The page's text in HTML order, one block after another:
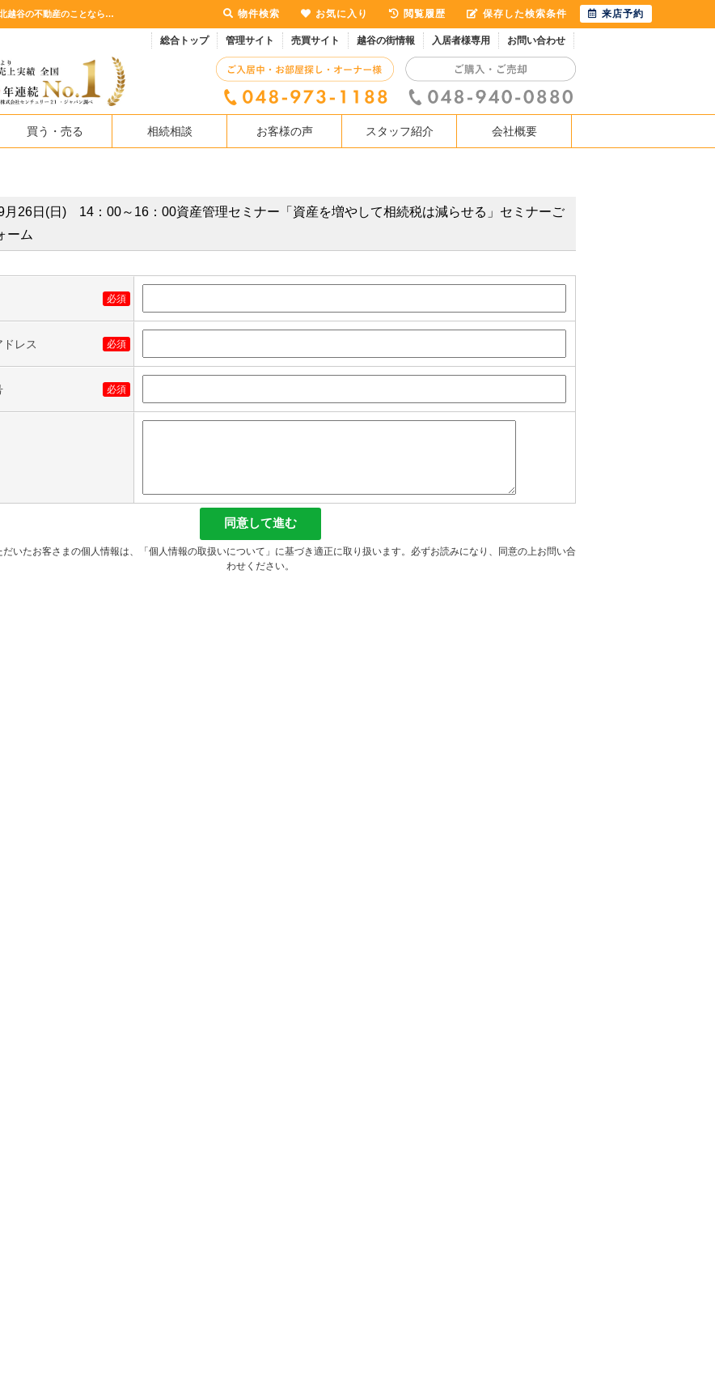
お問合せフォーム 2021年9月26日(日) 14：00～16：00に開催するセミナー情報 | 越谷、北越谷の不動産のことならセンチュリー21マルヨシ
総合トップ 管理サイト 売買サイト 越谷の街情報 入居者様専用 お問い合わせ
買う・売る 相続相談 お客様の声 スタッフ紹介 会社概要
月26日(日) 14：00～16：00資産管理セミナー「資産を増やして相続税は減らせる」セミナーご
ーム
必須
ドレス 必須
必須
同意して進む
いたお客さまの個人情報は、 「個人情報の取扱いについて」 に基づき適正に取り扱います。必ずお読みになり、同意の上お問い合
わせください。
物件検索 お気に入り 閲覧履歴 保存した検索条件 来店予約